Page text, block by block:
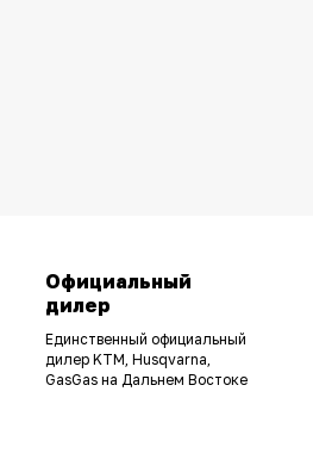
Единственный официальный
дилер KTM, Husqvarna,
GasGas на Дальнем Востоке
Официальный
дилер